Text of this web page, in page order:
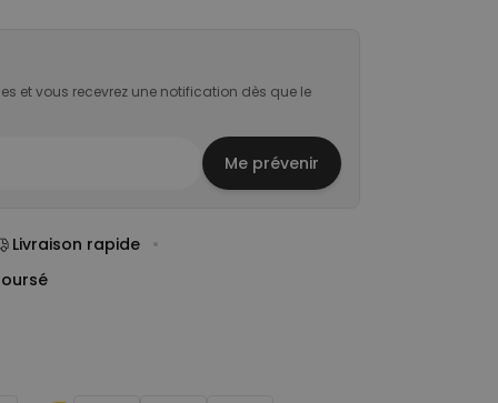
et vous recevrez une notification dès que le
Me prévenir
Livraison rapide